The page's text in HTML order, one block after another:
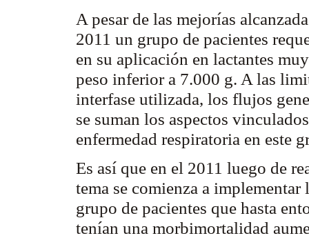
A pesar de las mejorías
2011 un grupo de pacientes
en su aplicación en lactantes
peso inferior a 7.000 g. A las
interfase utilizada, los flujos
se suman los aspectos
enfermedad respiratoria en este
Es así que en el 2011 luego de
tema se comienza a
grupo de pacientes que hasta
tenían una morbimortalidad